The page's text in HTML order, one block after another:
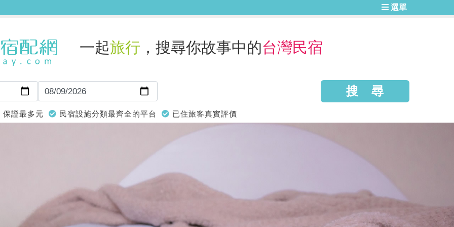
選單
一起旅行 ，搜尋你故事中的台灣民宿
保證最多元 民宿設施分類最齊全的平台 已住旅客真實評價